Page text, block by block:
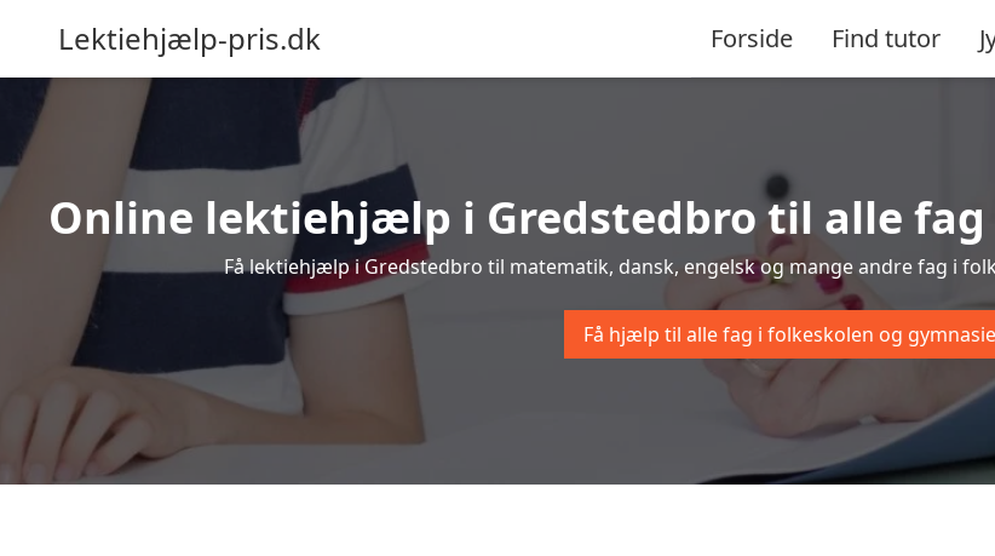
Lektiehjælp-pris.dk Forside Find tutor
Online lektiehjælp i Gredstedbro til alle
Få lektiehjælp i Gredstedbro til matematik, dansk, engelsk og mange andre fag i
Få hjælp til alle fag i folkeskolen og